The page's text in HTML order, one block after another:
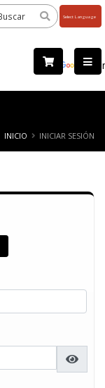
by
INICIO INICIAR SESIÓN